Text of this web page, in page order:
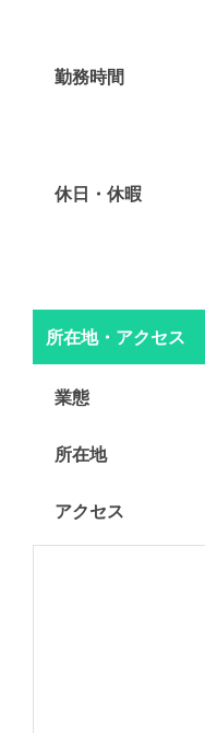
勤務時間
休日・休暇
所在地・アクセス
業態
所在地
アクセス